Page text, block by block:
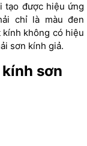
tạo được hiệu ứng
chỉ là màu đen
không có hiệu
sơn kính giả.
sơn
sơn đen có thể